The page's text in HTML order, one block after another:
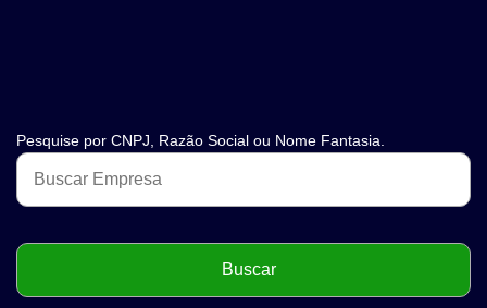
Pesquise por CNPJ, Razão Social ou Nome Fantasia.